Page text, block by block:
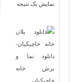
نمایش یک نتیجه